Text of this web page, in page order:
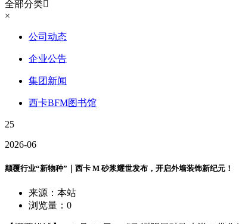
全部分类
×
公司动态
企业公告
集团新闻
西卡BFM图书馆
25
2026-06
颠覆行业“新物种”｜西卡 M 砂浆耀世发布，开启外墙装饰新纪元！
来源：本站
浏览量： 0